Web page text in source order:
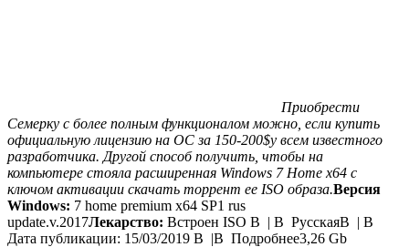
Приобрести
Семерку с более полным функционалом можно, если купить
официальную лицензию на ОС за 150-200$у всем известного
разработчика. Другой способ получить, чтобы на
компьютере стояла расширенная Windows 7 Home x64 с
ключом активации скачать торрент ее ISO образа.Версия
Windows: 7 home premium x64 SP1 rus
update.v.2017Лекарство: Встроен ISO В | В РусскаяВ | В
Дата публикации: 15/03/2019 В |В Подробнее3,26 Gb